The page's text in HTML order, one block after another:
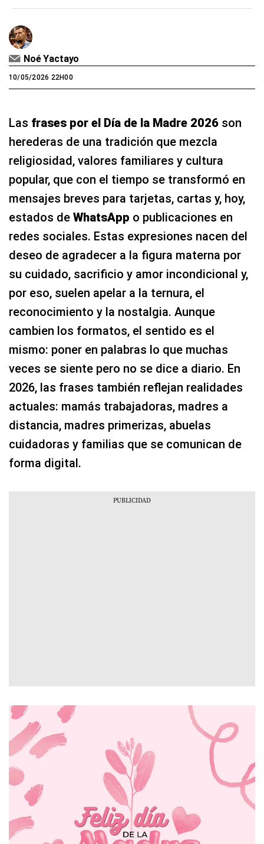
Noé Yactayo
10/05/2026 22H00
Las frases por el Día de la Madre 2026 son
herederas de una tradición que mezcla
religiosidad, valores familiares y cultura
popular, que con el tiempo se transformó en
mensajes breves para tarjetas, cartas y, hoy,
estados de WhatsApp o publicaciones en
redes sociales. Estas expresiones nacen del
deseo de agradecer a la figura materna por
su cuidado, sacrificio y amor incondicional y,
por eso, suelen apelar a la ternura, el
reconocimiento y la nostalgia. Aunque
cambien los formatos, el sentido es el
mismo: poner en palabras lo que muchas
veces se siente pero no se dice a diario. En
2026, las frases también reflejan realidades
actuales: mamás trabajadoras, madres a
distancia, madres primerizas, abuelas
cuidadoras y familias que se comunican de
forma digital.